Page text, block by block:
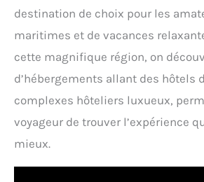
destination de choix pour les
maritimes et de vacances
cette magnifique région, on
d’hébergements allant des hôtels
complexes hôteliers luxueux,
voyageur de trouver l’expérience
mieux.